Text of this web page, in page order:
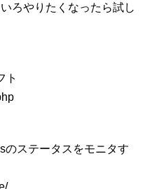
ろやりたくなったら試し
ト
のステータスをモニタす